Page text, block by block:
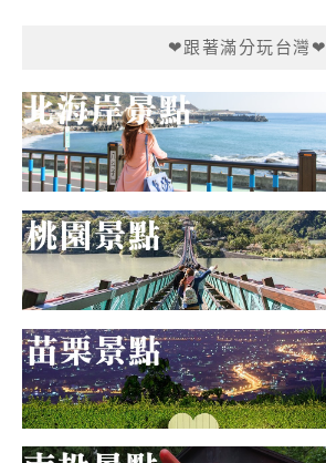
❤跟著滿分玩台灣❤